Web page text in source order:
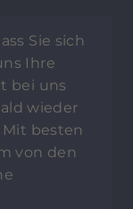
Sie sich
Ihre
bei uns
wieder
besten
von den